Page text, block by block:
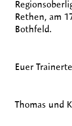
Rethen, am
Bothfeld.
Euer
Thomas und